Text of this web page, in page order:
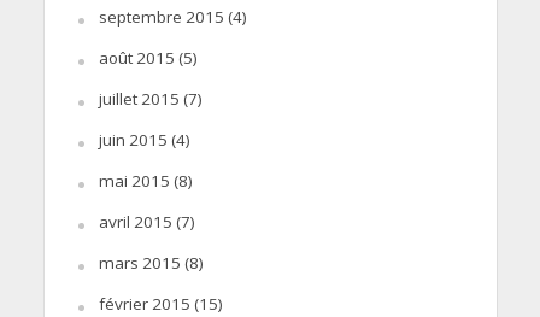
septembre 2015 (4)
août 2015 (5)
juillet 2015 (7)
juin 2015 (4)
mai 2015 (8)
avril 2015 (7)
mars 2015 (8)
février 2015 (15)